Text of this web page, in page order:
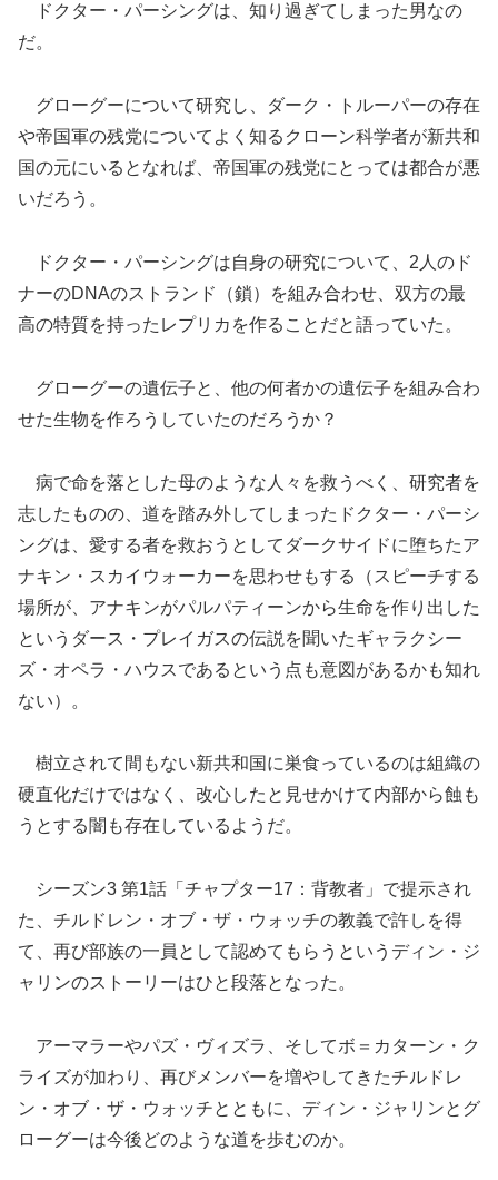
ドクター・パーシングは、知り過ぎてしまった男なの
だ。
グローグーについて研究し、ダーク・トルーパーの存在
や帝国軍の残党についてよく知るクローン科学者が新共和
国の元にいるとなれば、帝国軍の残党にとっては都合が悪
いだろう。
ドクター・パーシングは自身の研究について、2人のド
ナーのDNAのストランド（鎖）を組み合わせ、双方の最
高の特質を持ったレプリカを作ることだと語っていた。
グローグーの遺伝子と、他の何者かの遺伝子を組み合わ
せた生物を作ろうしていたのだろうか？
病で命を落とした母のような人々を救うべく、研究者を
志したものの、道を踏み外してしまったドクター・パーシ
ングは、愛する者を救おうとしてダークサイドに堕ちたア
ナキン・スカイウォーカーを思わせもする（スピーチする
場所が、アナキンがパルパティーンから生命を作り出した
というダース・プレイガスの伝説を聞いたギャラクシー
ズ・オペラ・ハウスであるという点も意図があるかも知れ
ない）。
樹立されて間もない新共和国に巣食っているのは組織の
硬直化だけではなく、改心したと見せかけて内部から蝕も
うとする闇も存在しているようだ。
シーズン3 第1話「チャプター17：背教者」で提示され
た、チルドレン・オブ・ザ・ウォッチの教義で許しを得
て、再び部族の一員として認めてもらうというディン・ジ
ャリンのストーリーはひと段落となった。
アーマラーやパズ・ヴィズラ、そしてボ＝カターン・ク
ライズが加わり、再びメンバーを増やしてきたチルドレ
ン・オブ・ザ・ウォッチとともに、ディン・ジャリンとグ
ローグーは今後どのような道を歩むのか。